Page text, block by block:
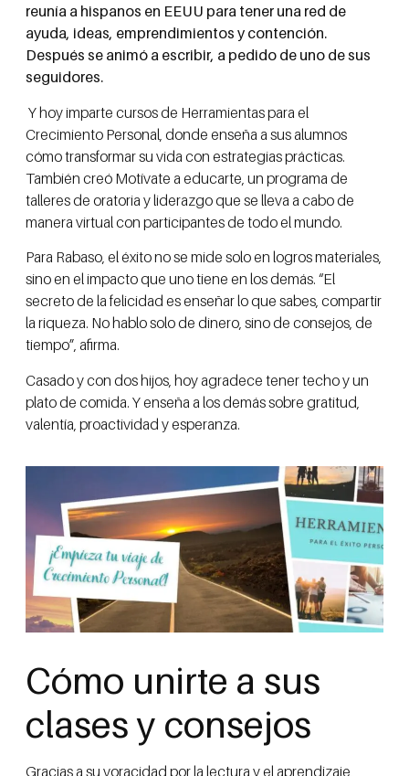
reunía a hispanos en EEUU para tener una red de
ayuda, ideas, emprendimientos y contención.
Después se animó a escribir, a pedido de uno de sus
seguidores.
Y hoy imparte cursos de Herramientas para el
Crecimiento Personal, donde enseña a sus alumnos
cómo transformar su vida con estrategias prácticas.
También creó Motívate a educarte, un programa de
talleres de oratoria y liderazgo que se lleva a cabo de
manera virtual con participantes de todo el mundo.
Para Rabaso, el éxito no se mide solo en logros materiales,
sino en el impacto que uno tiene en los demás. “El
secreto de la felicidad es enseñar lo que sabes, compartir
la riqueza. No hablo solo de dinero, sino de consejos, de
tiempo”, afirma.
Casado y con dos hijos, hoy agradece tener techo y un
plato de comida. Y enseña a los demás sobre gratitud,
valentía, proactividad y esperanza.
Cómo unirte a sus
clases y consejos
Gracias a su voracidad por la lectura y el aprendizaje,